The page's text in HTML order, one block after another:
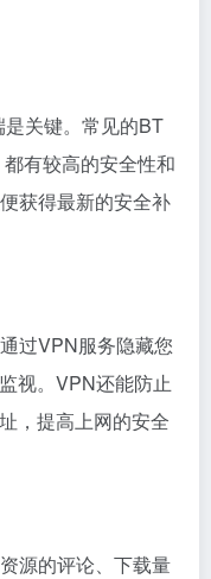
关键。常见的BT
有较高的安全性和
获得最新的安全补
过VPN服务隐藏您
视。VPN还能防止
，提高上网的安全
源的评论、下载量